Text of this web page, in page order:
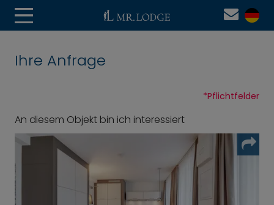
Ihre Anfrage
*Pflichtfelder
An diesem Objekt bin ich interessiert